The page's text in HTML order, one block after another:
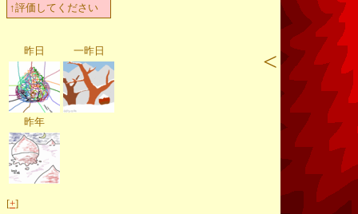
↑評価してください
昨日 一昨日
昨年
[+]
<